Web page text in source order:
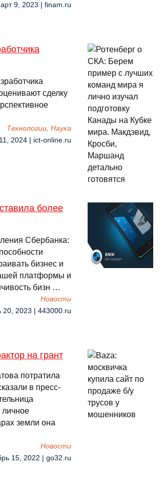
9, 2023 | finam.ru
сделку
Технологии, Наука
2024 | ict-online.ru
более
Сбербанка:
бизнес и
платформы и
бизн …
Новости
20, 2023 | 443000.ru
на грант
потратила
в пресс-
личное
земли она
Новости
15, 2022 | go32.ru